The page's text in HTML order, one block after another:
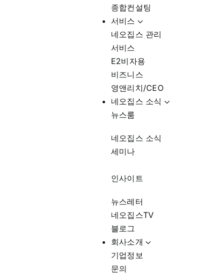
종합컨설팅
서비스
네오집스 관리
서비스
E2비자용
비즈니스
영앤리치/CEO
네오집스 소식
뉴스룸
네오집스 소식
세미나
인사이트
뉴스레터
네오집스TV
블로그
회사소개
기업정보
문의